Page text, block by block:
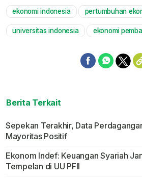
ekonomi indonesia pertumbuhan
universitas indonesia ekonomi
Berita Terkait
Sepekan Terakhir, Data
Mayoritas Positif
Ekonom Indef: Keuangan Syariah
Tempelan di UU PFII